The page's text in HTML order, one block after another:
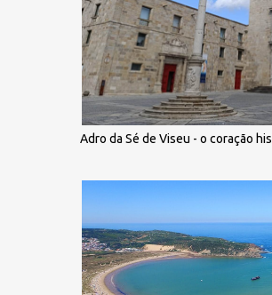
Adro da Sé de Viseu - o coração